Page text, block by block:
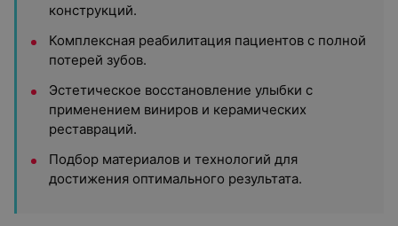
конструкций.
Комплексная реабилитация пациентов с полной
потерей зубов.
Эстетическое восстановление улыбки с
применением виниров и керамических
реставраций.
Подбор материалов и технологий для
достижения оптимального результата.